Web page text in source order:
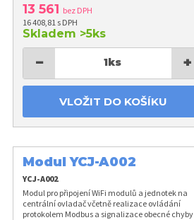
13 561 bez DPH
16 408,81 s DPH
Skladem >5ks
− 1ks +
VLOŽIT DO KOŠÍKU
Modul YCJ-A002
YCJ-A002
Modul pro připojení WiFi modulů a jednotek na
centrální ovladač včetně realizace ovládání
protokolem Modbus a signalizace obecné chyby